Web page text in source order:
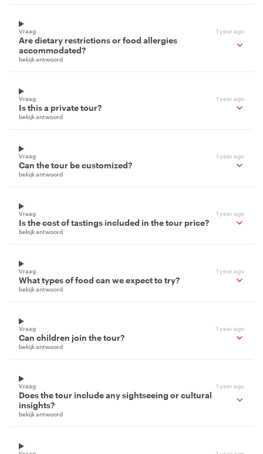
Vraag 1 year ago
Are dietary restrictions or food allergies
accommodated?
bekijk antwoord
Vraag 1 year ago
Is this a private tour?
bekijk antwoord
Vraag 1 year ago
Can the tour be customized?
bekijk antwoord
Vraag 1 year ago
Is the cost of tastings included in the tour price?
bekijk antwoord
Vraag 1 year ago
What types of food can we expect to try?
bekijk antwoord
Vraag 1 year ago
Can children join the tour?
bekijk antwoord
Vraag 1 year ago
Does the tour include any sightseeing or cultural
insights?
bekijk antwoord